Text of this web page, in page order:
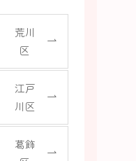
荒川
区
江戸
川区
葛飾